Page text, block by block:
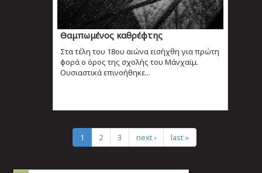
Θαμπωμένος καθρέφτης
Στα τέλη του 18ου αιώνα εισήχθη για πρώτη
φορά ο όρος της σχολής του Μάνχαϊμ.
Ουσιαστικά επινοήθηκε...
1 2 3 next › last »